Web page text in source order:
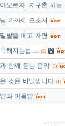
오르자, 지구촌 하늘
가까이 오소서
밭을 베고 자면
해지는법.... (2)
함께 듣는 음악 (1)
것은 비밀입니다 (1)
과 마음밭